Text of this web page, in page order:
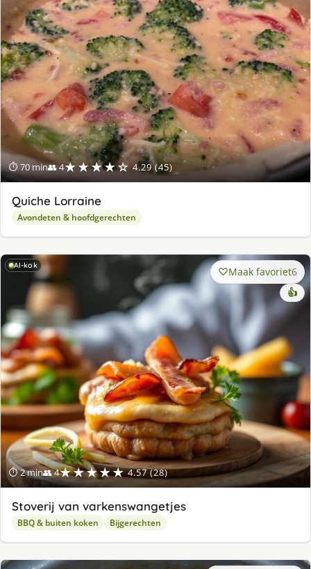
⏱ 70 min👥 4★★★★☆ 4.29 (45)
Quiche Lorraine
Avondeten & hoofdgerechten
AI-kok
⏱ 2 min👥 4★★★★★ 4.57 (28)
Maak favoriet6
👍
Stoverij van varkenswangetjes
BBQ & buiten koken Bijgerechten